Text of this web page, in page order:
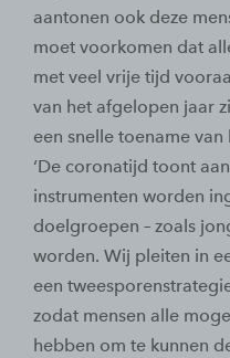
aantonen ook deze
moet voorkomen dat
met veel vrije tijd
van het afgelopen jaar
een snelle toename
‘De coronatijd toont
instrumenten worden
doelgroepen – zoals
worden. Wij pleiten in
een
zodat mensen alle
hebben om te kunnen